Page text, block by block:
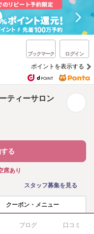
ブックマーク ログイン
ポイントを表示する
ティーサロン
る
席あり
スタッフ募集を見る
クーポン・メニュー
ブログ 口コミ